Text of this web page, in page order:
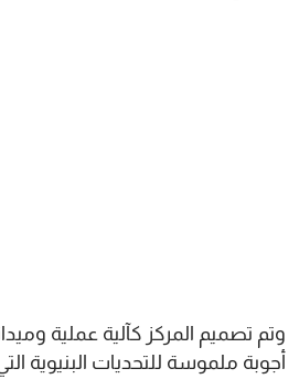
وتم تصميم المركز كآلية عملية
أجوبة ملموسة للتحديات البنيوية